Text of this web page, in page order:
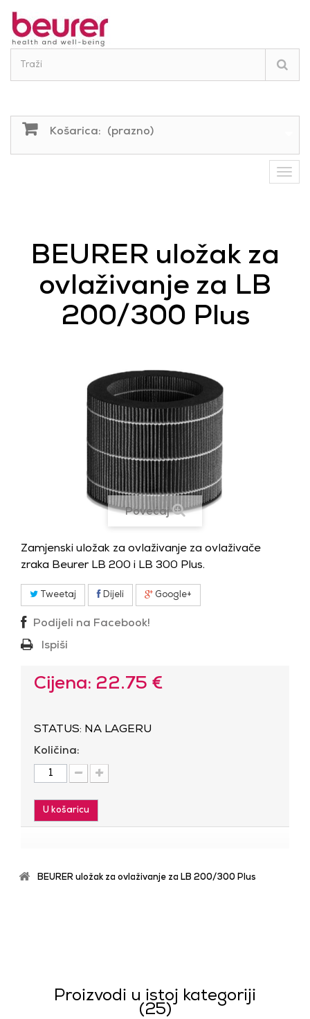
Košarica: (prazno)
BEURER uložak za
ovlaživanje za LB
200/300 Plus
Povećaj
Zamjenski uložak za ovlaživanje za ovlaživače
zraka Beurer LB 200 i LB 300 Plus.
Tweetaj Dijeli Google+
Podijeli na Facebook!
Ispiši
Cijena: 22.75 €
STATUS: NA LAGERU
Količina:
U košaricu
BEURER uložak za ovlaživanje za LB 200/300 Plus
Proizvodi u istoj kategoriji
(25)